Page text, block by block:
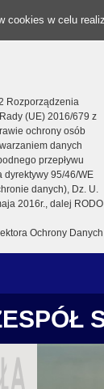
cookies w celu
Rozporządzenia
(UE) 2016/679 z
ochrony osób
danych
przepływu
dyrektywy 95/46/WE
danych), Dz. U.
2016r., dalej RODO
Ochrony Danych